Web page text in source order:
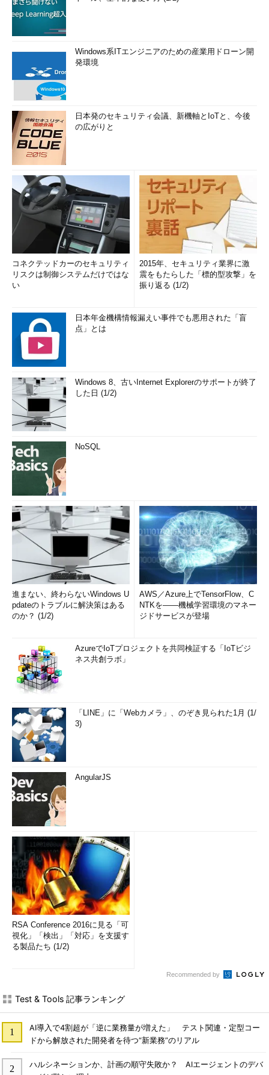
Windows系ITエンジニアのための産業用ドローン開
発環境
日本発のセキュリティ会議、新機軸とIoTと、今後
の広がりと
コネクテッドカーのセキュリティ
リスクは制御システムだけではな
い
2015年、セキュリティ業界に激
震をもたらした「標的型攻撃」を
振り返る (1/2)
日本年金機構情報漏えい事件でも悪用された「盲
点」とは
Windows 8、古いInternet Explorerのサポートが終了
した日 (1/2)
NoSQL
進まない、終わらないWindows U
pdateのトラブルに解決策はある
のか？ (1/2)
AWS／Azure上でTensorFlow、C
NTKを――機械学習環境のマネー
ジドサービスが登場
AzureでIoTプロジェクトを共同検証する「IoTビジ
ネス共創ラボ」
「LINE」に「Webカメラ」、のぞき見られた1月 (1/
3)
AngularJS
RSA Conference 2016に見る「可
視化」「検出」「対応」を支援す
る製品たち (1/2)
Recommended by
Test & Tools 記事ランキング
AI導入で4割超が「逆に業務量が増えた」 テスト関連・定型コー
ドから解放された開発者を待つ“新業務”のリアル
ハルシネーションか、計画の順守失敗か？ AIエージェントのデバ